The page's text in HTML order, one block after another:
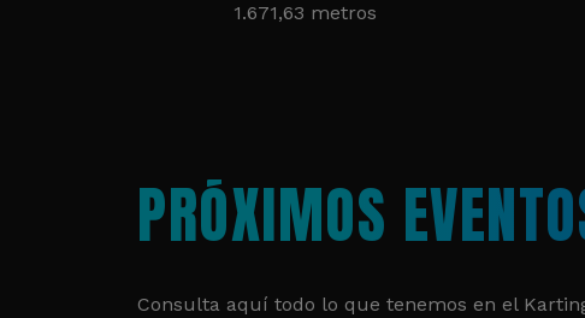
1.671,63 metros
PRÓXIMOS
Consulta aquí todo lo que tenemos en el